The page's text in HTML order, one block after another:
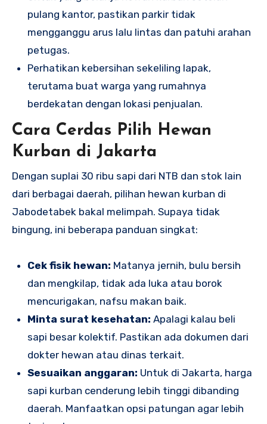
pulang kantor, pastikan parkir tidak
mengganggu arus lalu lintas dan patuhi arahan
petugas.
Perhatikan kebersihan sekeliling lapak,
terutama buat warga yang rumahnya
berdekatan dengan lokasi penjualan.
Cara Cerdas Pilih Hewan
Kurban di Jakarta
Dengan suplai 30 ribu sapi dari NTB dan stok lain
dari berbagai daerah, pilihan hewan kurban di
Jabodetabek bakal melimpah. Supaya tidak
bingung, ini beberapa panduan singkat:
Cek fisik hewan: Matanya jernih, bulu bersih
dan mengkilap, tidak ada luka atau borok
mencurigakan, nafsu makan baik.
Minta surat kesehatan: Apalagi kalau beli
sapi besar kolektif. Pastikan ada dokumen dari
dokter hewan atau dinas terkait.
Sesuaikan anggaran: Untuk di Jakarta, harga
sapi kurban cenderung lebih tinggi dibanding
daerah. Manfaatkan opsi patungan agar lebih